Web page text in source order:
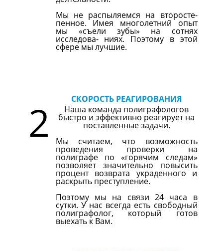
Мы не распыляемся на второсте-
пенное. Имея многолетний опыт
мы «съели зубы» на сотнях
исследова- ниях. Поэтому в этой
сфере мы лучшие.
2
СКОРОСТЬ РЕАГИРОВАНИЯ
Наша команда полиграфологов
быстро и эффективно реагирует на
поставленные задачи.
Мы считаем, что возможность
проведения проверки на
полиграфе по «горячим следам»
позволяет значительно повысить
процент возврата украденного и
раскрыть преступление.
Поэтому мы на связи 24 часа в
сутки. У нас всегда есть свободный
полиграфолог, который готов
выехать к Вам.